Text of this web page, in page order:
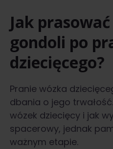
Jak
gondoli po
dziecięcego?
Pranie wózka
dbania o jego
wózek dziecięcy i jak
spacerowy, jednak
ważnym etapie.